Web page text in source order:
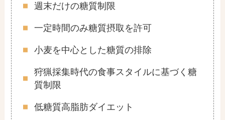
週末だけの糖質制限
一定時間のみ糖質摂取を許可
小麦を中心とした糖質の排除
狩猟採集時代の食事スタイルに基づく糖
質制限
低糖質高脂肪ダイエット